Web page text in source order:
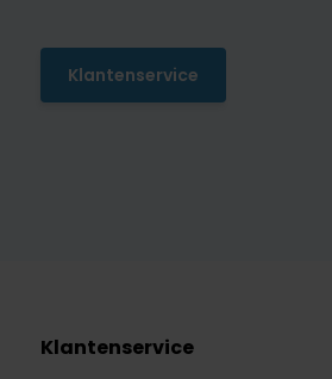
Klantenservice
Klantenservice